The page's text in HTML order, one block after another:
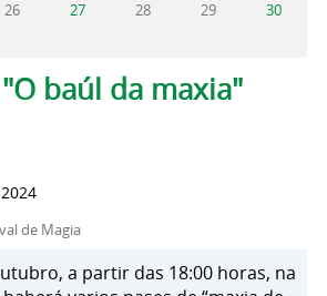
26 27 28 29
30
baúl da maxia"
de Magia
a partir das 18:00 horas, na